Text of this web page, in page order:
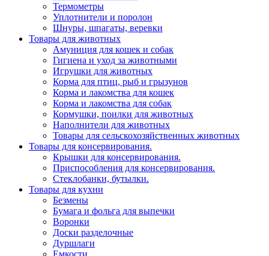
Термометры
Уплотнители и поролон
Шнуры, шпагаты, веревки
Товары для животных
Амуниция для кошек и собак
Гигиена и уход за животными
Игрушки для животных
Корма для птиц, рыб и грызунов
Корма и лакомства для кошек
Корма и лакомства для собак
Кормушки, поилки для животных
Наполнители для животных
Товары для сельскохозяйственных животных
Товары для консервирования.
Крышки для консервирования.
Приспособления для консервирования.
Стеклобанки, бутылки.
Товары для кухни
Безмены
Бумага и фольга для выпечки
Воронки
Доски разделочные
Дуршлаги